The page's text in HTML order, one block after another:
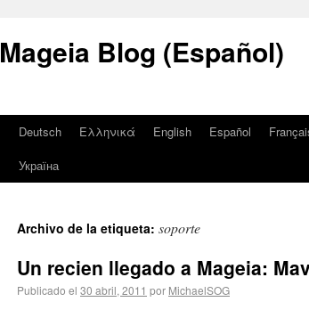
Mageia Blog (Español)
Deutsch Ελληνικά English Español
Україна
Archivo de la etiqueta: soporte
Un recien llegado a Mageia:
Publicado el 30 abril, 2011 por MichaelSOG